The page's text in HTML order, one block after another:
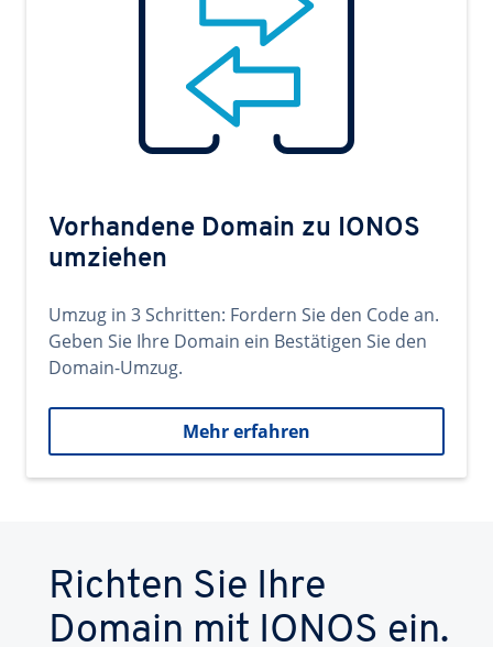
Vorhandene Domain zu IONOS
umziehen
Umzug in 3 Schritten: Fordern Sie den Code an.
Geben Sie Ihre Domain ein Bestätigen Sie den
Domain-Umzug.
Mehr erfahren
Richten Sie Ihre
Domain mit IONOS ein.